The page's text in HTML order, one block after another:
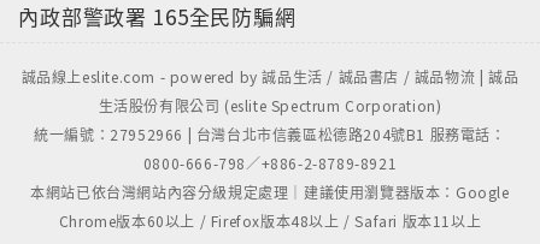
內政部警政署 165全民防騙網
誠品線上eslite.com - powered by 誠品生活 / 誠品書店 / 誠品物流 | 誠品
生活股份有限公司 (eslite Spectrum Corporation)
統一編號：27952966 | 台灣台北市信義區松德路204號B1 服務電話：
0800-666-798／+886-2-8789-8921
本網站已依台灣網站內容分級規定處理｜建議使用瀏覽器版本：Google
Chrome版本60以上 / Firefox版本48以上 / Safari 版本11以上